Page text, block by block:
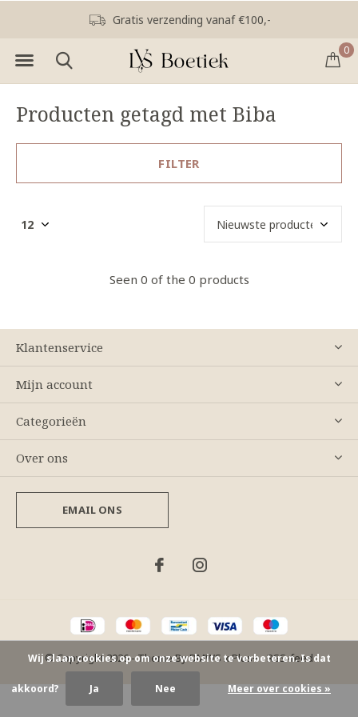
0
Gratis verzending vanaf €100,-
Producten getagd met Biba
FILTER
Seen 0 of the 0 products
Klantenservice
Mijn account
Categorieën
Over ons
EMAIL ONS
© Copyright2026- Theme ByDMWS xPlus+-RSS-feed
Wij slaan cookies op om onze website te verbeteren. Is dat
akkoord? Ja Nee Meer over cookies »